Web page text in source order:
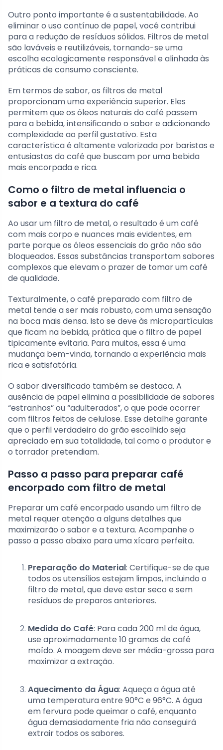
Outro ponto importante é a sustentabilidade. Ao
eliminar o uso contínuo de papel, você contribui
para a redução de resíduos sólidos. Filtros de metal
são laváveis e reutilizáveis, tornando-se uma
escolha ecologicamente responsável e alinhada às
práticas de consumo consciente.
Em termos de sabor, os filtros de metal
proporcionam uma experiência superior. Eles
permitem que os óleos naturais do café passem
para a bebida, intensificando o sabor e adicionando
complexidade ao perfil gustativo. Esta
característica é altamente valorizada por baristas e
entusiastas do café que buscam por uma bebida
mais encorpada e rica.
Como o filtro de metal influencia o
sabor e a textura do café
Ao usar um filtro de metal, o resultado é um café
com mais corpo e nuances mais evidentes, em
parte porque os óleos essenciais do grão não são
bloqueados. Essas substâncias transportam sabores
complexos que elevam o prazer de tomar um café
de qualidade.
Texturalmente, o café preparado com filtro de
metal tende a ser mais robusto, com uma sensação
na boca mais densa. Isto se deve às micropartículas
que ficam na bebida, prática que o filtro de papel
tipicamente evitaria. Para muitos, essa é uma
mudança bem-vinda, tornando a experiência mais
rica e satisfatória.
O sabor diversificado também se destaca. A
ausência de papel elimina a possibilidade de sabores
“estranhos” ou “adulterados”, o que pode ocorrer
com filtros feitos de celulose. Esse detalhe garante
que o perfil verdadeiro do grão escolhido seja
apreciado em sua totalidade, tal como o produtor e
o torrador pretendiam.
Passo a passo para preparar café
encorpado com filtro de metal
Preparar um café encorpado usando um filtro de
metal requer atenção a alguns detalhes que
maximizarão o sabor e a textura. Acompanhe o
passo a passo abaixo para uma xícara perfeita.
Preparação do Material: Certifique-se de que
todos os utensílios estejam limpos, incluindo o
filtro de metal, que deve estar seco e sem
resíduos de preparos anteriores.
Medida do Café: Para cada 200 ml de água,
use aproximadamente 10 gramas de café
moído. A moagem deve ser média-grossa para
maximizar a extração.
Aquecimento da Água: Aqueça a água até
uma temperatura entre 90°C e 96°C. A água
em fervura pode queimar o café, enquanto
água demasiadamente fria não conseguirá
extrair todos os sabores.